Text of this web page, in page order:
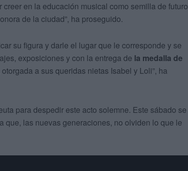
en la educación musical como semilla de futuro
de la ciudad”, ha proseguido.
su figura y darle el lugar que le corresponde y se
exposiciones y con la entrega de la medalla de
a sus queridas nietas Isabel y Loli”, ha
para despedir este acto solemne. Este sábado se
que, las nuevas generaciones, no olviden lo que le